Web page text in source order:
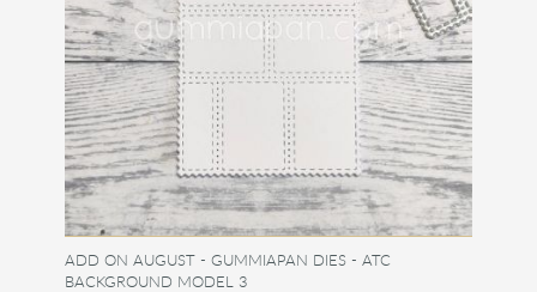
ADD ON AUGUST - GUMMIAPAN DIES - ATC
BACKGROUND MODEL 3